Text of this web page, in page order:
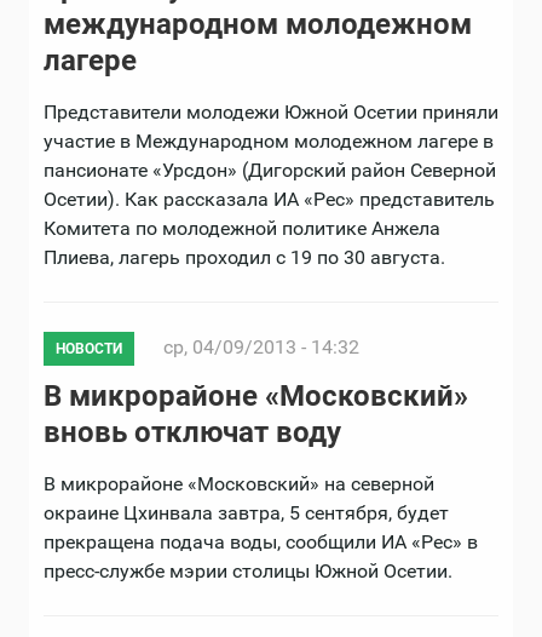
международном молодежном
лагере
Представители молодежи Южной Осетии приняли
участие в Международном молодежном лагере в
пансионате «Урсдон» (Дигорский район Северной
Осетии). Как рассказала ИА «Рес» представитель
Комитета по молодежной политике Анжела
Плиева, лагерь проходил с 19 по 30 августа.
НОВОСТИ ср, 04/09/2013 - 14:32
В микрорайоне «Московский»
вновь отключат воду
В микрорайоне «Московский» на северной
окраине Цхинвала завтра, 5 сентября, будет
прекращена подача воды, сообщили ИА «Рес» в
пресс-службе мэрии столицы Южной Осетии.